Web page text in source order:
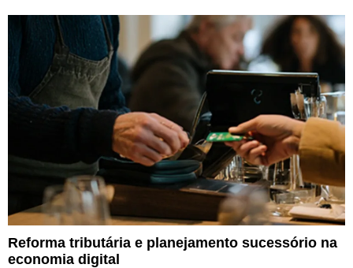
Reforma tributária e planejamento sucessório na
economia digital